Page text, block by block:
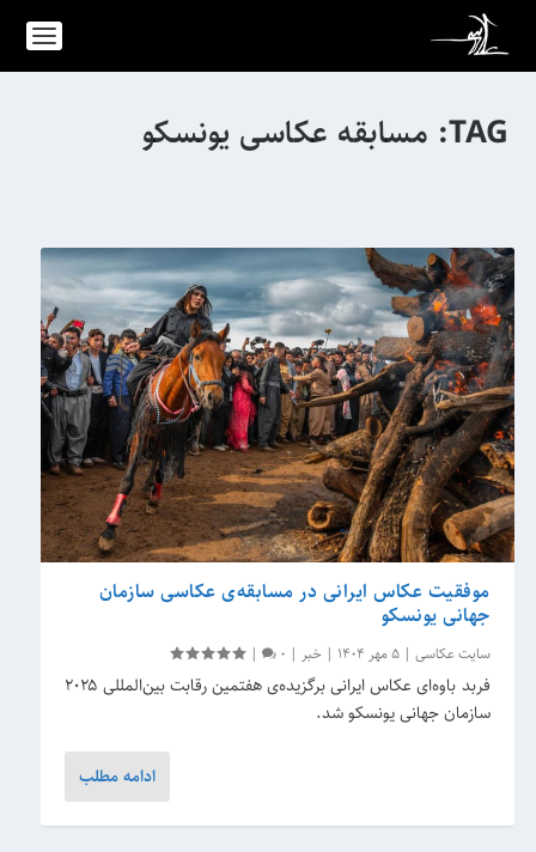
TAG: مسابقه عکاسی یونسکو
موفقیت عکاس ایرانی در مسابقه‌ی عکاسی سازمان
جهانی یونسکو
سایت عکاسی |5 مهر 1404 | خبر |
0
|
فربد باوه‌ای عکاس ایرانی برگزیده‌ی هفتمین رقابت بین‌المللی ۲۰۲۵
سازمان جهانی یونسکو شد.
ادامه مطلب